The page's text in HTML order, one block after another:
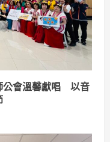
公會溫馨獻唱 以音